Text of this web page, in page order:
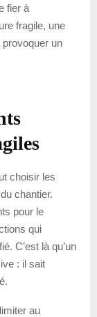
fier à
fragile, une
un
choisir les
chantier.
pour le
qui
C’est là qu’un
: il sait
au